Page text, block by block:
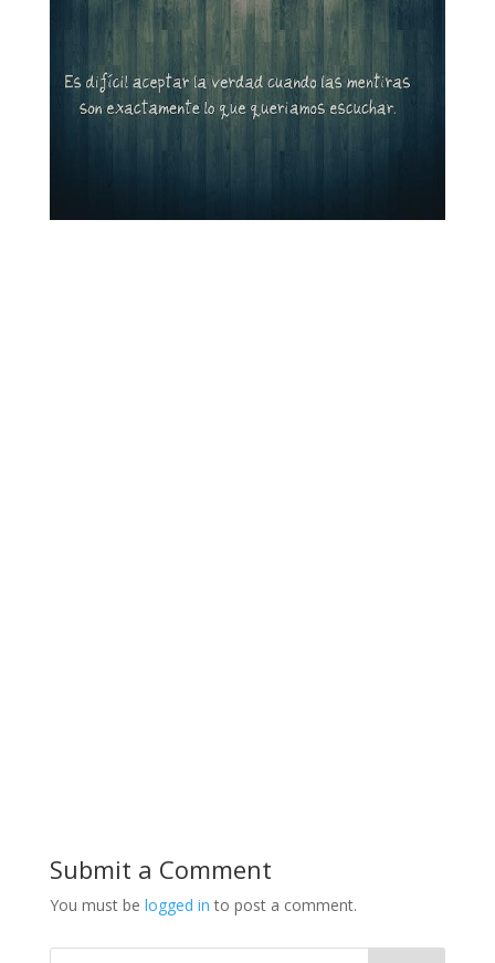
Submit a Comment
You must be logged in to post a comment.